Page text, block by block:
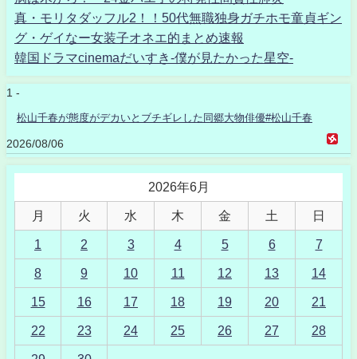
真・モリタダッフル2！！50代無職独身ガチホモ童貞ギン
グ・ゲイなー女装子オネエ的まとめ速報
韓国ドラマcinemaだいすき-僕が見たかった星空-
1 -
松山千春が態度がデカいとブチギレした同郷大物俳優#松山千春
2026/08/06
2026年6月
月 火 水 木 金 土 日
1 2 3 4 5 6 7
8 9 10 11 12 13 14
15 16 17 18 19 20 21
22 23 24 25 26 27 28